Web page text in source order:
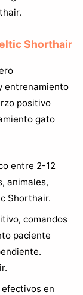
Shorthair
entrenamiento
positivo
gato
entre 2-12
animales,
Shorthair.
comandos
paciente
en